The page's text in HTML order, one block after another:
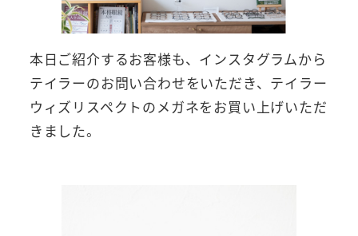
本日ご紹介するお客様も、インスタグラムから
テイラーのお問い合わせをいただき、テイラー
ウィズリスペクトのメガネをお買い上げいただ
きました。